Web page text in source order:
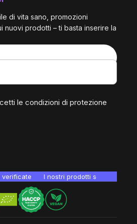
di vita sano, promozioni
nuovi prodotti – ti basta inserire la
le condizioni di protezione
verificate I nostri prodotti sono testati